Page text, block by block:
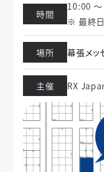
時間
10:00
※ 最終
場所 幕張メッ
主催 RX